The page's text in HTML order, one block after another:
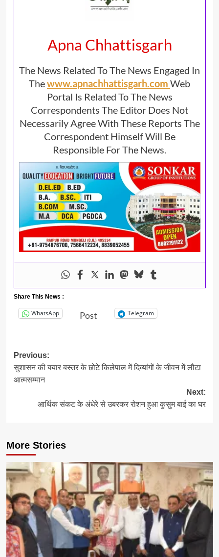
Apna Chhattisgarh
The News Related To The News Engaged In
Thewww.apnachhattisgarh.com Web
Portal Is Related To The News
Correspondents The Editor Does Not
Necessarily Agree With These Reports The
Correspondent Himself Will Be
Responsible For The News.
Share This News :
WhatsApp Post Telegram
Post
navigation
Previous:
सुशासन की बयार बस्तर के छोटे किलेपाल में दिव्यांगों के जीवन में लौटा
आत्मसम्मान
Next:
आर्थिक संकट के अंधेरे से उबरकर रोशन हुआ कुसुम बाई का घर
More Stories